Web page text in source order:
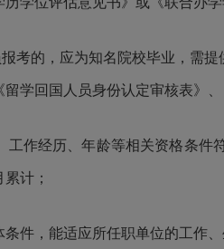
考的，应为知名院校毕业，需
学回国人员身份认定审核表》
工作经历、年龄等相关资格条
计；
件，能适应所任职单位的工作、